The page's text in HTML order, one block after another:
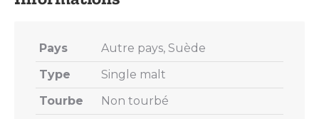
Pays
Autre pays, Suède
Type
Single malt
Tourbe
Non tourbé